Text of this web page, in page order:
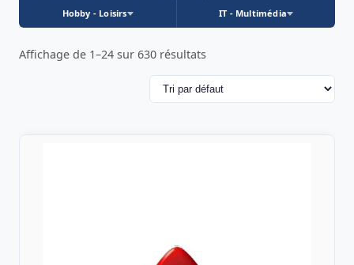
Hobby - Loisirs IT - Multimédia
Affichage de 1–24 sur 630 résultats